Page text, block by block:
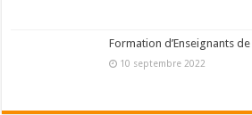
Formation d’Enseignants
10 septembre 2022